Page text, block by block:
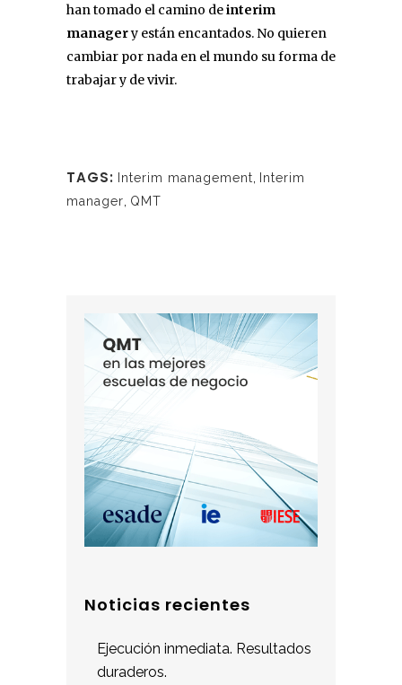
han tomado el camino deinterim
managery están encantados. No quieren
cambiar por nada en el mundo su forma de
trabajar y de vivir.
TAGS: Interim management
Interim
manager QMT
Noticias recientes
Ejecución inmediata. Resultados
duraderos.